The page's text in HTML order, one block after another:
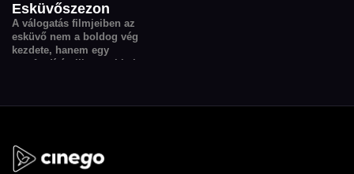
Esküvőszezon
A válogatás filmjeiben az
esküvő nem a boldog vég
kezdete, hanem egy
sorsfordító pillanat: titkok,
ahonnan minden szereplő